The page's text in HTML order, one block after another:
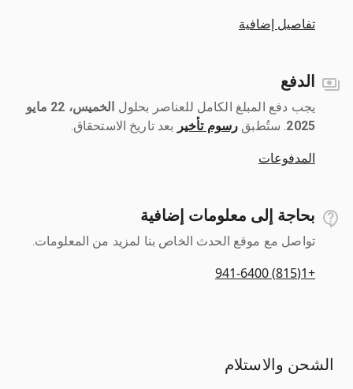
تفاصيل إضافية
الدفع
يجب دفع المبلغ الكامل للعناصر بحلول ‎
الخميس، 22 مايو
2025
رسوم تأخير بعد تاريخ الاستحقاق.
المدفوعات
بحاجة إلى معلومات إضافية
تواصل مع موقع الحدث الخاص بنا لمزيد من المعلومات.
+1(815) 941-6400
الشحن والاستلام